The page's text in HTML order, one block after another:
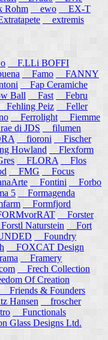
Rohm ewo
EX-T
extremis
F.LLi BOFFI
Famo
FANNY
Fap Ceramiche
Ball Fast
Febru
Peiz
Feller
Ferrolight
Fiemme
di JDS
filumen
fioroni
Fischer
Howland
Flexform
FLORA
Flos
FMG
Focus
Fontini
Forbo
5
Formagenda
Formfjord
Forster
Naturstein
Fort
Foundry
FOXCAT Design
Framery
Frech Collection
Of Creation
Friends & Founders
Hansen
froscher
Functionals
Glass Designs Ltd.